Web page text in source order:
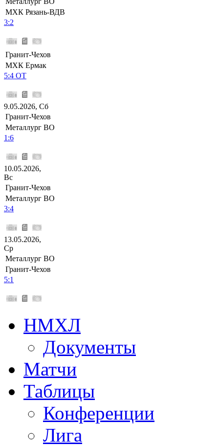
МХК Рязань-ВДВ
3:2
Гранит-Чехов
МХК Ермак
5:4 ОТ
9.05.2026, Сб
Гранит-Чехов
Металлург ВО
1:6
10.05.2026,
Вс
Гранит-Чехов
Металлург ВО
3:4
13.05.2026,
Ср
Металлург ВО
Гранит-Чехов
5:1
НМХЛ
Документы
Матчи
Таблицы
Конференции
Лига